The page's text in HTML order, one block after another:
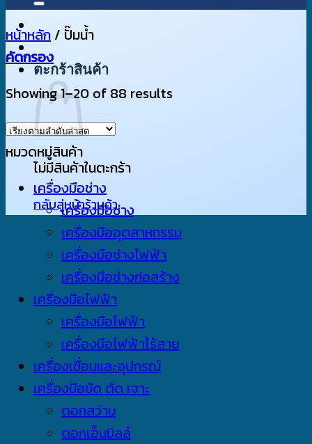
ตะกร้าสินค้า
ไม่มีสินค้าในตะกร้า
กลับสู่หน้าร้านค้า
หน้าหลัก / ปั๊มน้ำ
คัดกรอง
Showing 1–20 of 88 resultsSorted
หมวดหมู่สินค้า
เครื่องมือช่าง
เครื่องมือช่าง
เครื่องมืออุตสาหกรรม
เครื่องมือช่างไฟฟ้า
เครื่องมือช่างก่อสร้าง
เครื่องมือไฟฟ้า
เครื่องมือไฟฟ้า
เครื่องมือไฟฟ้าไร้สาย
เครื่องเชื่อมและอุปกรณ์
เครื่องมือขัด ตัด เจาะ
ดอกสว่าน
ดอกเอ็นมิลล์